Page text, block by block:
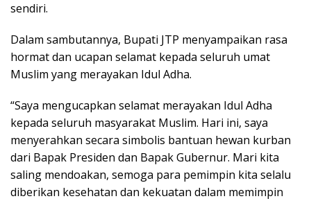
sendiri.
Dalam sambutannya, Bupati JTP menyampaikan rasa
hormat dan ucapan selamat kepada seluruh umat
Muslim yang merayakan Idul Adha.
“Saya mengucapkan selamat merayakan Idul Adha
kepada seluruh masyarakat Muslim. Hari ini, saya
menyerahkan secara simbolis bantuan hewan kurban
dari Bapak Presiden dan Bapak Gubernur. Mari kita
saling mendoakan, semoga para pemimpin kita selalu
diberikan kesehatan dan kekuatan dalam memimpin